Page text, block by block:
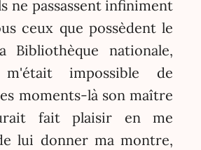
ne passassent infiniment
ceux que possèdent le
Bibliothèque nationale,
impossible de
moments-là son maître
fait plaisir en me
lui donner ma montre,